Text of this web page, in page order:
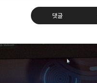
댓글
thebravepost.com